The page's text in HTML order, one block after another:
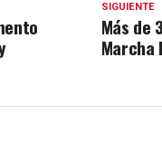
SIGUIENTE
Más de
Marcha